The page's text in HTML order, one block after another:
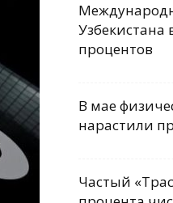
Узбекистана
процентов
В мае
нарастили
Частый